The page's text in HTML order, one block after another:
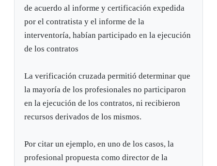
de acuerdo al informe y certificación expedida
por el contratista y el informe de la
interventoría, habían participado en la ejecución
de los contratos
La verificación cruzada permitió determinar que
la mayoría de los profesionales no participaron
en la ejecución de los contratos, ni recibieron
recursos derivados de los mismos.
Por citar un ejemplo, en uno de los casos, la
profesional propuesta como director de la